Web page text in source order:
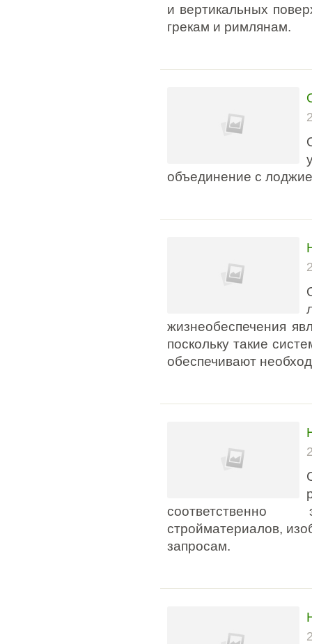
и вертикальных
грекам и римлянам.
объединение с
жизнеобеспечения
поскольку такие
обеспечивают
соответственно
стройматериалов,
запросам.